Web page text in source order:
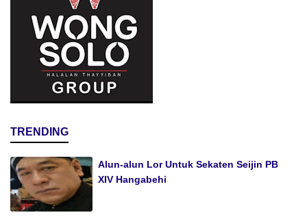
TRENDING
Alun-alun Lor Untuk Sekaten Seijin PB
XIV Hangabehi